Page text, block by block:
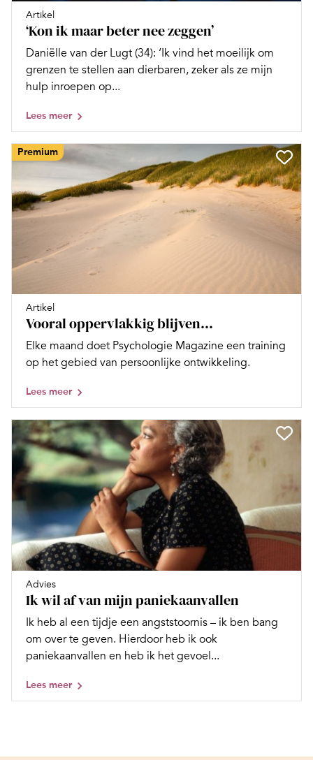
Artikel
‘Kon ik maar beter nee zeggen’
Daniëlle van der Lugt (34): ‘Ik vind het moeilijk om
grenzen te stellen aan dierbaren, zeker als ze mijn
hulp inroepen op...
Lees meer
Premium
Artikel
Vooral oppervlakkig blijven…
Elke maand doet Psychologie Magazine een training
op het gebied van persoonlijke ontwikkeling.
Lees meer
Advies
Ik wil af van mijn paniekaanvallen
Ik heb al een tijdje een angststoornis – ik ben bang
om over te geven. Hierdoor heb ik ook
paniekaanvallen en heb ik het gevoel...
Lees meer